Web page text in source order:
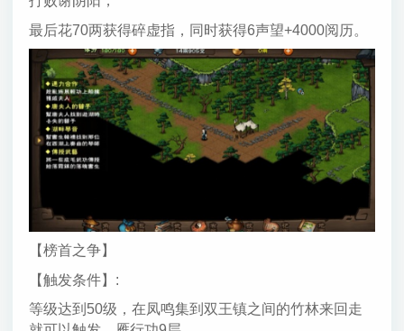
最后花70两获得碎虚指，同时获得6声望+4000阅历。
【榜首之争】
【触发条件】:
等级达到50级，在凤鸣集到双王镇之间的竹林来回走